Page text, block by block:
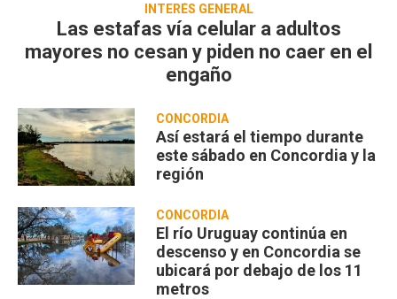
INTERÉS GENERAL
Las estafas vía celular a adultos
mayores no cesan y piden no caer en el
engaño
CONCORDIA
Así estará el tiempo durante
este sábado en Concordia y la
región
CONCORDIA
El río Uruguay continúa en
descenso y en Concordia se
ubicará por debajo de los 11
metros